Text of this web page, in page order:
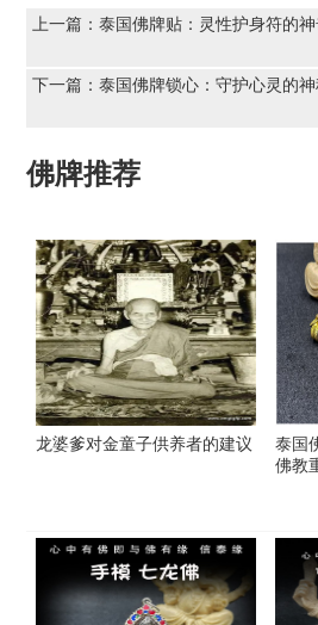
上一篇：泰国佛牌贴：灵性护身符的
下一篇：泰国佛牌锁心：守护心灵的
佛牌推荐
龙婆爹对金童子供养者的建议
泰国
佛教